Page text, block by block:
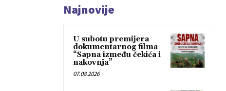
Najnovije
U subotu premijera
dokumentarnog filma
“Sapna između čekića i
nakovnja”
07.08.2026